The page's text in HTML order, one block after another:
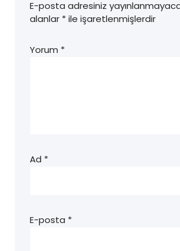
E-posta adresiniz
alanlar *ile işaretlenmişlerdir
Yorum *
Ad *
E-posta *